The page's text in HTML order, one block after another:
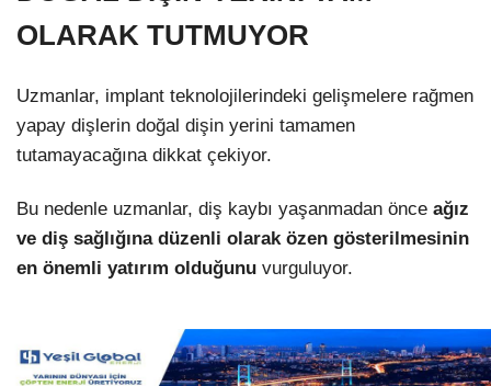
OLARAK TUTMUYOR
Uzmanlar, implant teknolojilerindeki gelişmelere rağmen
yapay dişlerin doğal dişin yerini tamamen
tutamayacağına dikkat çekiyor.
Bu nedenle uzmanlar, diş kaybı yaşanmadan önce ağız
ve diş sağlığına düzenli olarak özen gösterilmesinin
en önemli yatırım olduğunu vurguluyor.